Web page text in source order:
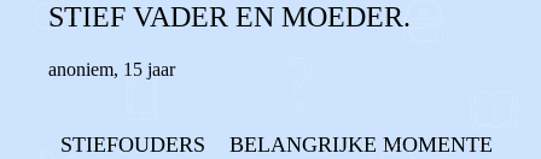
STIEF VADER EN MOEDER.
anoniem, 15 jaar
STIEFOUDERS BELANGRIJKE MOMENTEN